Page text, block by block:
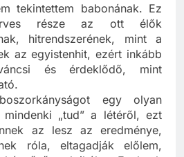
az ősi szellemekben való
tekintettem babonának. Ez
része az ott élők
hitrendszerének, mint a
az egyistenhit, ezért inkább
és érdeklődő, mint
egy olyan
„tud” a létéről, ezt
az lesz az eredménye,